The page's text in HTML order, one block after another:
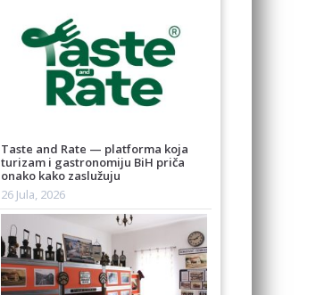
Taste and Rate — platforma koja
turizam i gastronomiju BiH priča
onako kako zaslužuju
26 Jula, 2026